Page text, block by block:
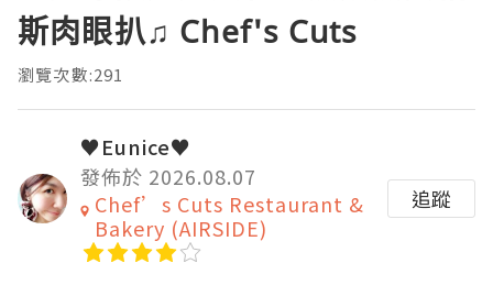
斯肉眼扒♫ Chef's Cuts
瀏覽次數:291
♥Eunice♥
發佈於 2026.08.07
Chef’s Cuts Restaurant &
Bakery (AIRSIDE)
追蹤